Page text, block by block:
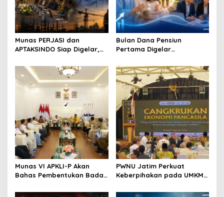
Munas PERJASI dan
APTAKSINDO Siap Digelar,
Revisi AD/ART
Bulan Dana Pensiun
Pertama Digelar
Perkuat Ekosistem Pensiun
Berkelanjutan
Munas VI APKLI-P Akan
Bahas Pembentukan Badan
Dinilai Penting Hadapi
PWNU Jatim Perkuat
Keberpihakan pada UMKM